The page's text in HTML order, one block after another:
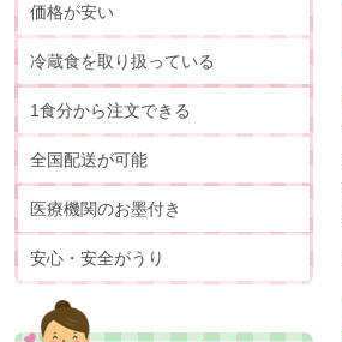
価格が安い
冷蔵食を取り扱っている
1食分から注文できる
全国配送が可能
医療機関のお墨付き
安心・安全がうり